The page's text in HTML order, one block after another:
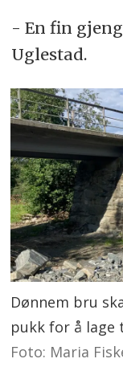
- En fin
Uglestad.
Dønnem bru
pukk for å
Foto: Maria